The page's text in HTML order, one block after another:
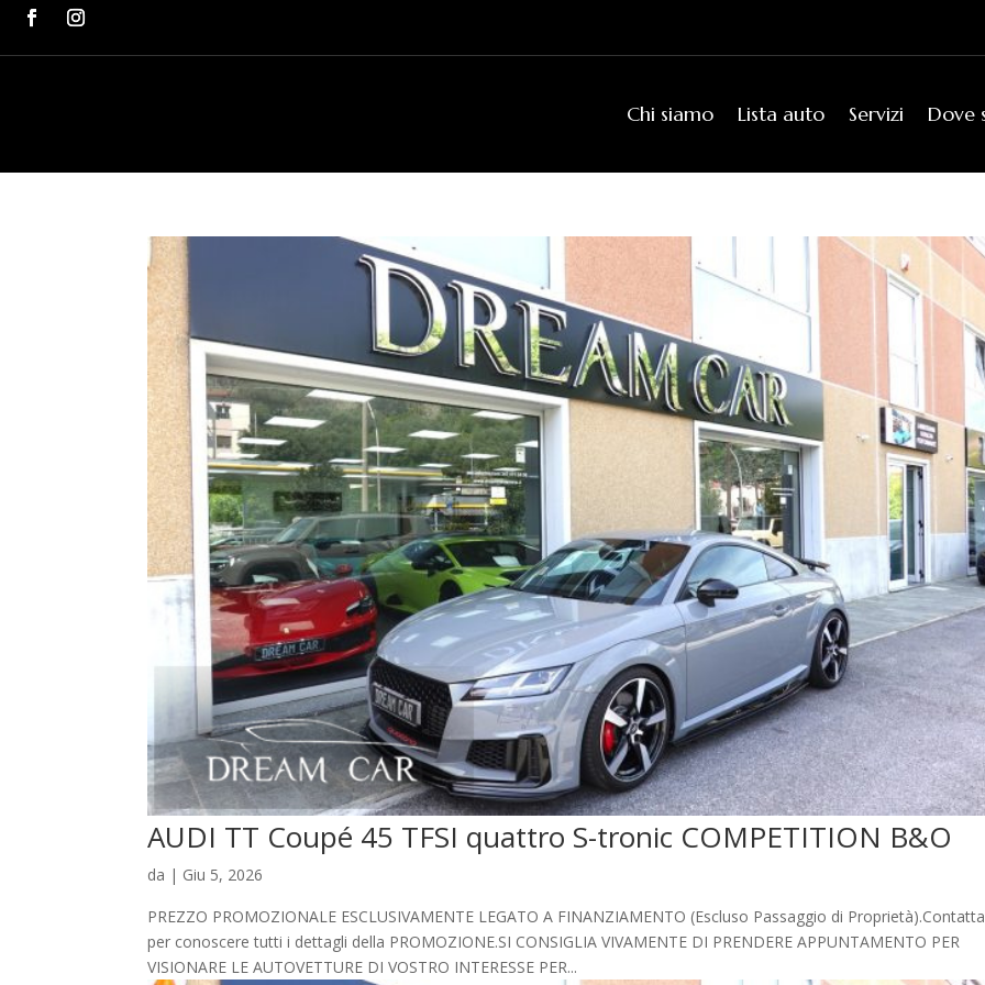
Chi siamo Lista auto Servizi Dove
AUDI TT Coupé 45 TFSI quattro S-tronic COMPETITION B&O
da | Giu 5, 2026
PREZZO PROMOZIONALE ESCLUSIVAMENTE LEGATO A FINANZIAMENTO (Escluso Passaggio di
per conoscere tutti i dettagli della PROMOZIONE.SI CONSIGLIA VIVAMENTE DI PRENDERE APPUNTAMENTO PER
VISIONARE LE AUTOVETTURE DI VOSTRO INTERESSE PER...